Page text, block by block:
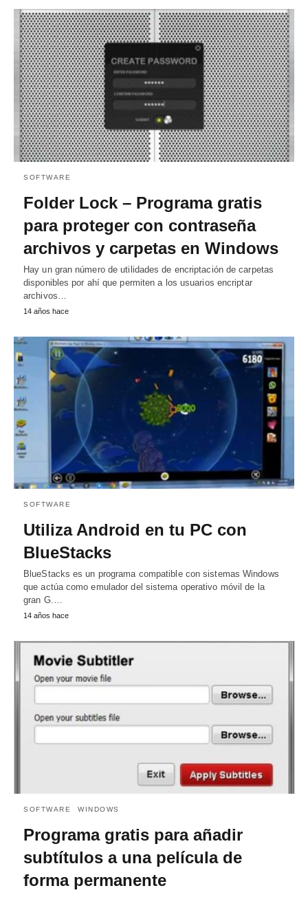
SOFTWARE
Folder Lock – Programa gratis
para proteger con contraseña
archivos y carpetas en Windows
Hay un gran número de utilidades de encriptación de carpetas
disponibles por ahí que permiten a los usuarios encriptar
archivos…
14 años hace
SOFTWARE
Utiliza Android en tu PC con
BlueStacks
BlueStacks es un programa compatible con sistemas Windows
que actúa como emulador del sistema operativo móvil de la
gran G.…
14 años hace
SOFTWARE WINDOWS
Programa gratis para añadir
subtítulos a una película de
forma permanente